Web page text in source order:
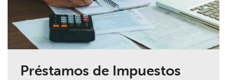
Préstamos de Impuestos